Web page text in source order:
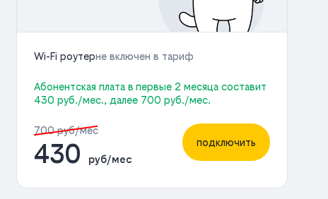
Wi-Fi роутерне включен в тариф
Абонентская плата в первые 2 месяца составит
430 руб./мес., далее 700 руб./мес.
700 руб/мес
430 руб/мес
подключить